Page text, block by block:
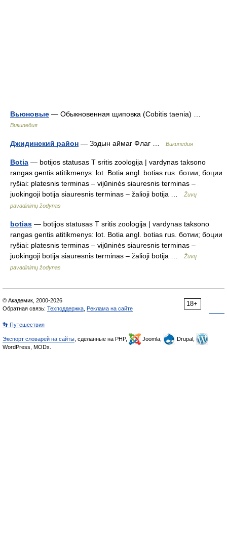
Вьюновые — Обыкновенная щиповка (Cobitis taenia) …
Википедия
Джидинский район — Зэдын аймаг Флаг … Википедия
Botia — botijos statusas T sritis zoologija | vardynas taksono
rangas gentis atitikmenys: lot. Botia angl. botias rus. ботии; боции
ryšiai: platesnis terminas – vijūninės siauresnis terminas –
juokingoji botija siauresnis terminas – žalioji botija …
Žuvų
pavadinimų žodynas
botias — botijos statusas T sritis zoologija | vardynas taksono
rangas gentis atitikmenys: lot. Botia angl. botias rus. ботии; боции
ryšiai: platesnis terminas – vijūninės siauresnis terminas –
juokingoji botija siauresnis terminas – žalioji botija …
Žuvų
pavadinimų žodynas
18+
© Академик, 2000-2026
Обратная связь: Техподдержка Реклама на сайте
👣 Путешествия
Экспорт словарей на сайты , сделанные на PHP, Joomla,
Drupal,
WordPress, MODx.